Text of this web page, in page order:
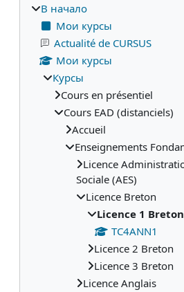
В начало
Мои курсы
Actualité de CURSUS
Мои курсы
Курсы
Cours en présentiel
Cours EAD (distanciels)
Accueil
Enseignements
Licence
Sociale (AES)
Licence Breton
Licence 1 Breton
TC4ANN1
Licence 2 Breton
Licence 3 Breton
Licence Anglais